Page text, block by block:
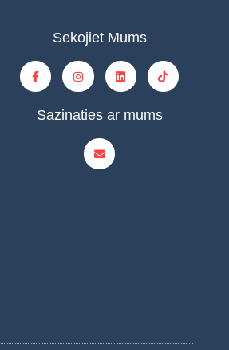
Sekojiet Mums
Sazinaties ar mums